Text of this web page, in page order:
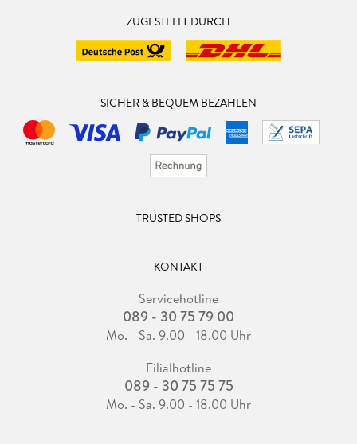
ZUGESTELLT DURCH
SICHER & BEQUEM BEZAHLEN
TRUSTED SHOPS
KONTAKT
Servicehotline
089 - 30 75 79 00
Mo. - Sa. 9.00 - 18.00 Uhr
Filialhotline
089 - 30 75 75 75
Mo. - Sa. 9.00 - 18.00 Uhr